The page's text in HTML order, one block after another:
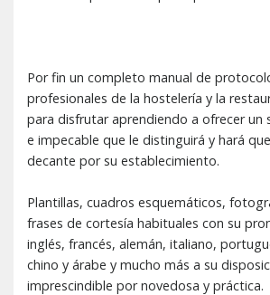
Por fin un completo manual de
profesionales de la hostelería y la
para disfrutar aprendiendo a ofrecer un
e impecable que le distinguirá y hará
decante por su establecimiento.
Plantillas, cuadros esquemáticos,
frases de cortesía habituales con su
inglés, francés, alemán, italiano,
chino y árabe y mucho más a su
imprescindible por novedosa y práctica.